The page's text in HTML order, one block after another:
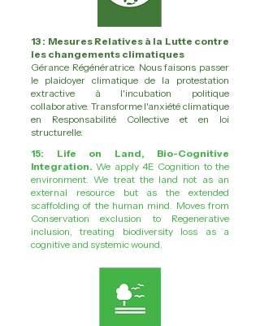
13 : Mesures Relatives à la Lutte contre
les changements climatiques
Gérance Régénératrice. Nous faisons passer
le plaidoyer climatique de la protestation
extractive à l'incubation politique
collaborative. Transforme l'anxiété climatique
en Responsabilité Collective et en loi
structurelle.
15: Life on Land, Bio-Cognitive
Integration. We apply 4E Cognition to the
environment. We treat the land not as an
external resource but as the extended
scaffolding of the human mind. Moves from
Conservation exclusion to Regenerative
inclusion, treating biodiversity loss as a
cognitive and systemic wound.